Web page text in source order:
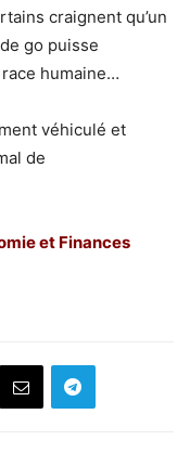
craignent qu’un
go puisse
humaine…
véhiculé et
de
et Finances